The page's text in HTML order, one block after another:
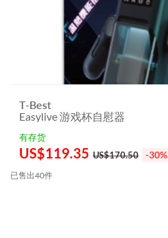
T-Best
Easylive 游戏杯自慰器
有存货
US$119.35 US$170.50 -30%
已售出40件